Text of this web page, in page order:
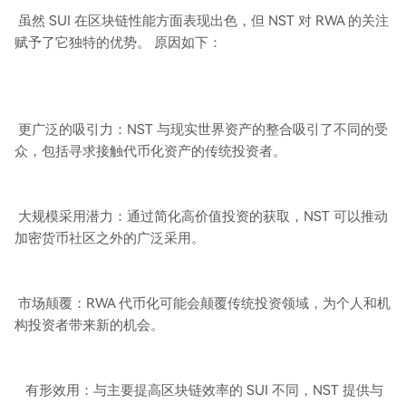
虽然 SUI 在区块链性能方面表现出色，但 NST 对 RWA 的关注
赋予了它独特的优势。 原因如下：
更广泛的吸引力：NST 与现实世界资产的整合吸引了不同的受
众，包括寻求接触代币化资产的传统投资者。
大规模采用潜力：通过简化高价值投资的获取，NST 可以推动
加密货币社区之外的广泛采用。
市场颠覆：RWA 代币化可能会颠覆传统投资领域，为个人和机
构投资者带来新的机会。
有形效用：与主要提高区块链效率的 SUI 不同，NST 提供与